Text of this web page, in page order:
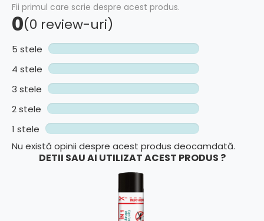
Fii primul care scrie despre acest produs.
0(0 review-uri)
5 stele
4 stele
3 stele
2 stele
1 stele
Nu există opinii despre acest produs deocamdată.
DETII SAU AI UTILIZAT ACEST PRODUS ?